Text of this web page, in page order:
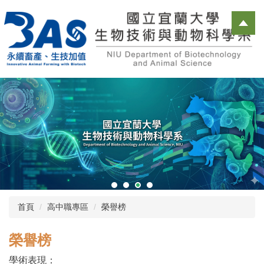
到
要
內
區
首頁 高中職專區 榮譽榜
榮譽榜
學術表現：